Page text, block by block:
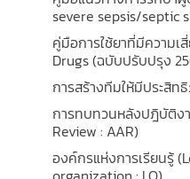
severe sepsis/septic
คู่มือการใช้ยาที่มีความเ
Drugs (ฉบับปรับปรุง
การสร้างทีมให้มีประสิท
การทบทวนหลังปฎิบัติง
Review : AAR)
องค์กรแห่งการเรียนรู้